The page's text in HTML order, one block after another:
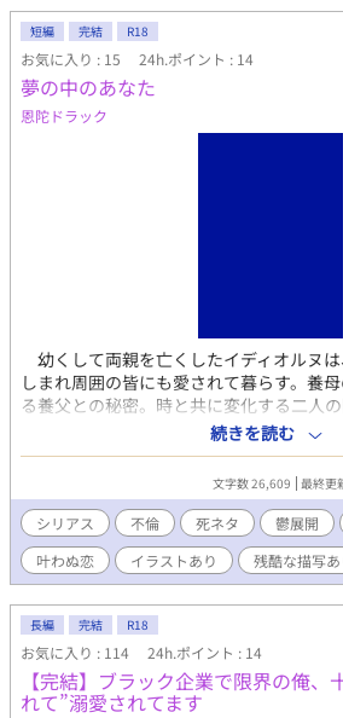
短編 完結 R18
お気に入り : 15 24h.ポイント : 14
夢の中のあなた
恩陀ドラック
幼くして両親を亡くしたイディオルヌ
しまれ周囲の皆にも愛されて暮らす。養
る養父との秘密。時と共に変化する二人
秘密が次々と不幸を生み出してイディオ
され、けれども幸せになれない青年の物
っぽいところに少し魔法を加えた架空の
主人公が徴兵されますが軍事系エピソー
父)、幼馴染、同僚が主人公と深く関わり
します。 事故と自死で六人死にます。 す
品はフィクションです。登場する人物・団
架空のものであり、現実とは一切関係あ
ク
続きを読む
文字数 26,609 最終更
シリアス 不倫 死ネタ 鬱展開
叶わぬ恋
イラストあり 残酷な描写あ
長編 完結 R18
お気に入り : 114 24h.ポイント : 14
【完結】ブラック企業で限界の俺、
れて”溺愛されてます